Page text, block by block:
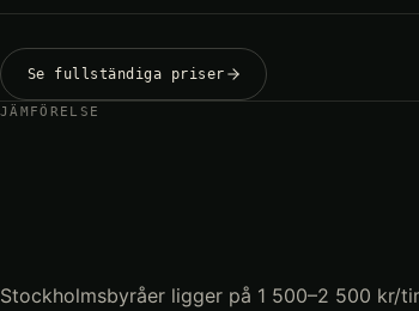
Se fullständiga priser
JÄMFÖRELSE
Stockholmsbyråer ligger på 1 500–2 500 kr/